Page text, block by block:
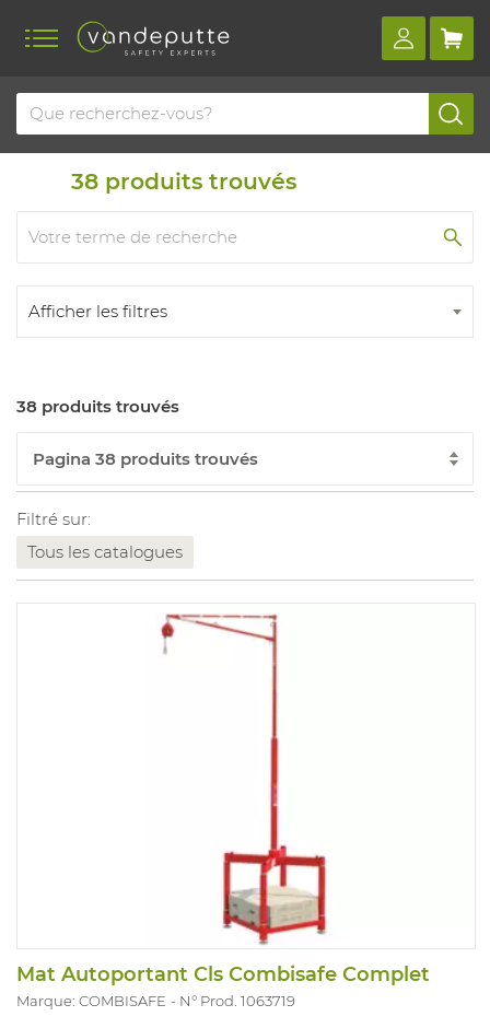
Home Produits Système davit
38 produits trouvés
Afficher les filtres
38 produits trouvés
Filtré sur:
Tous les catalogues
Mat Autoportant Cls Combisafe Complet
Marque: COMBISAFE N° Prod. 1063719